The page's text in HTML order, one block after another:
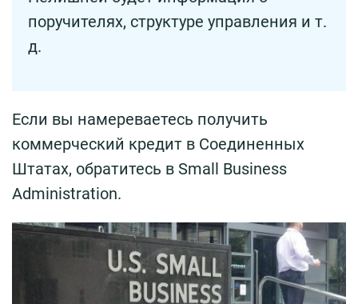
поручителях, структуре управления и т.
д.
Если вы намереваетесь получить
коммерческий кредит в Соединенных
Штатах, обратитесь в Small Business
Administration.